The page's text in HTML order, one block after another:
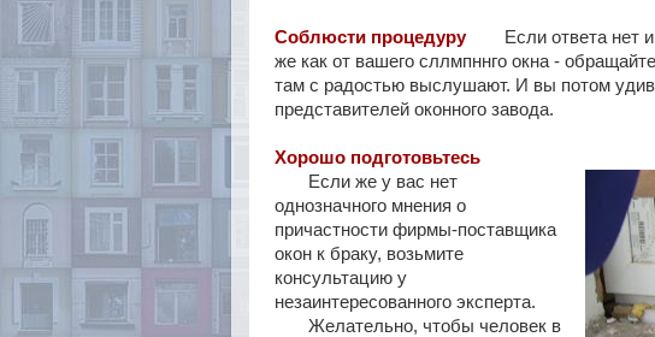
Соблюсти процедуру
Если ответа нет и
же как от вашего сллмпннго окна -
там с радостью выслушают. И вы потом
представителей оконного завода.
Хорошо подготовьтесь
Если же у вас нет
однозначного мнения о
причастности фирмы-поставщика
окон к браку, возьмите
консультацию у
незаинтересованного эксперта.
Желательно, чтобы человек в